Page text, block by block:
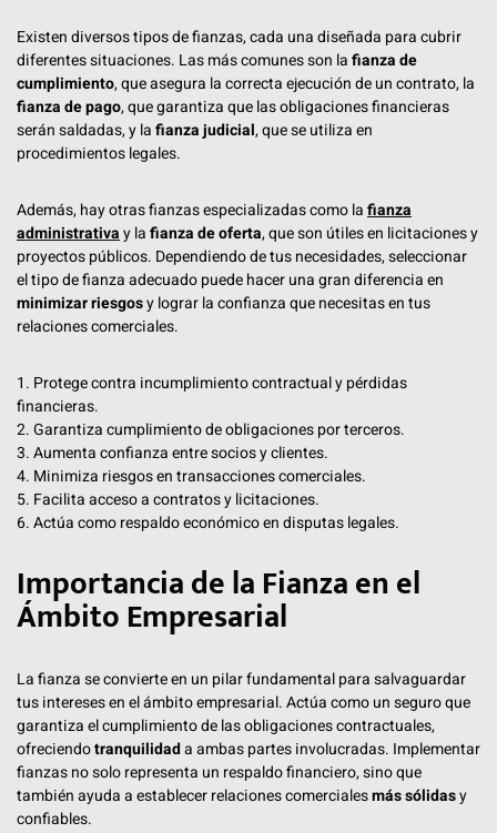
Existen diversos tipos de fianzas, cada una diseñada para cubrir
diferentes situaciones. Las más comunes son lafianza de
cumplimiento, que asegura la correcta ejecución de un contrato, la
fianza de pago, que garantiza que las obligaciones financieras
serán saldadas, y lafianza judicial, que se utiliza en
procedimientos legales.
Además, hay otras fianzas especializadas como lafianza
administrativay lafianza de oferta, que son útiles en licitaciones y
proyectos públicos. Dependiendo de tus necesidades, seleccionar
el tipo de fianza adecuado puede hacer una gran diferencia en
minimizar riesgosy lograr la confianza que necesitas en tus
relaciones comerciales.
1. Protege contra incumplimiento contractual y pérdidas
financieras.
2. Garantiza cumplimiento de obligaciones por terceros.
3. Aumenta confianza entre socios y clientes.
4. Minimiza riesgos en transacciones comerciales.
5. Facilita acceso a contratos y licitaciones.
6. Actúa como respaldo económico en disputas legales.
Importancia de la Fianza en el
Ámbito Empresarial
La fianza se convierte en un pilar fundamental para salvaguardar
tus intereses en el ámbito empresarial. Actúa como un seguro que
garantiza el cumplimiento de las obligaciones contractuales,
ofreciendotranquilidada ambas partes involucradas. Implementar
fianzas no solo representa un respaldo financiero, sino que
también ayuda a establecer relaciones comercialesmás sólidasy
confiables.